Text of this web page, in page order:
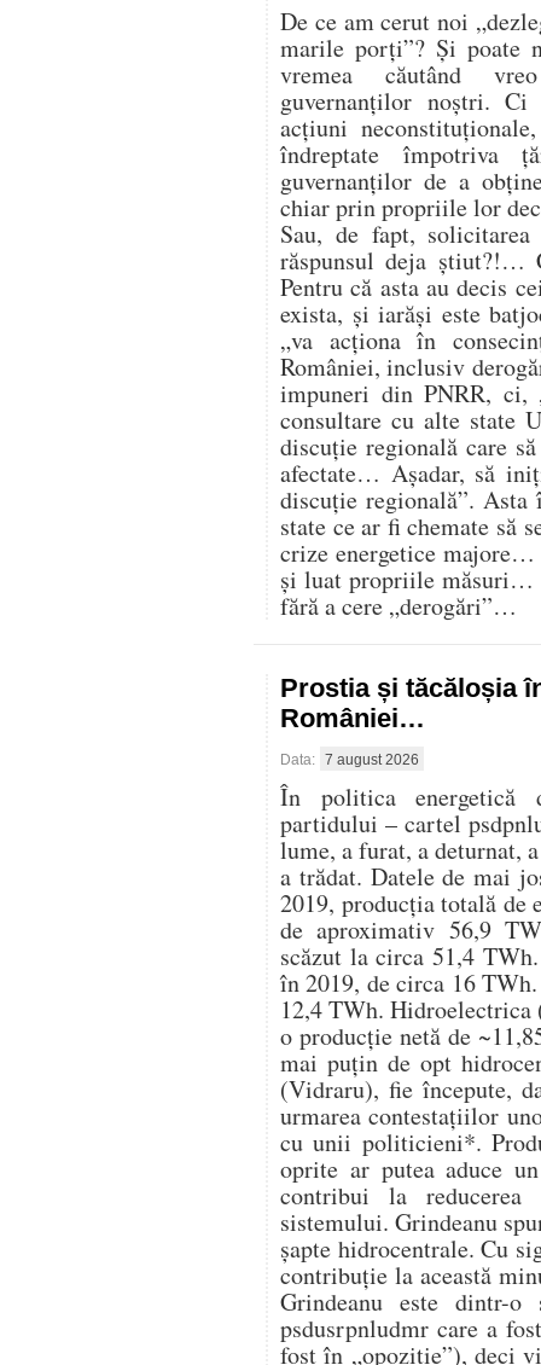
De ce am cerut noi
marile porți”? Și poate
vremea căutând
guvernanților noștri.
acțiuni
îndreptate împotriva
guvernanților de a
chiar prin propriile lor
Sau, de fapt,
răspunsul deja știut?!…
Pentru că asta au decis
exista, și iarăși este
„va acționa în
României, inclusiv
impuneri din PNRR, ci,
consultare cu alte state
discuție regională care
afectate… Așadar, să
discuție regională”.
state ce ar fi chemate să
crize energetice
și luat propriile măsuri…
fără a cere „derogări”…
Prostia și tăcăloșia
României…
Data: 7 august 2026
În politica
partidului – cartel
lume, a furat, a deturnat,
a trădat. Datele de mai
2019, producția totală de
de aproximativ 56,9
scăzut la circa 51,4
în 2019, de circa 16
12,4 TWh.
o producție netă de
mai puțin de opt
(Vidraru), fie începute,
urmarea contestațiilor
cu unii politicieni*.
oprite ar putea aduce
contribui la
sistemului. Grindeanu
șapte hidrocentrale. Cu
contribuție la această
Grindeanu este dintr-
psdusrpnludmr care a
fost în „opoziție”), deci